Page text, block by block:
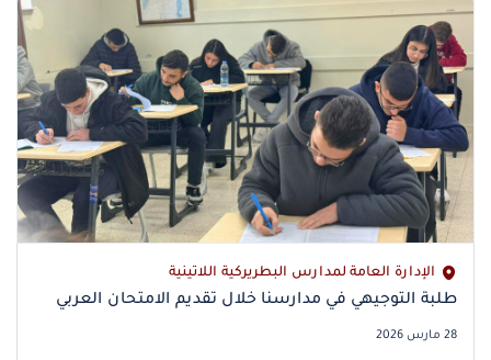
الإدارة العامة لمدارس البطريركية اللاتينية
طلبة التوجيهي في مدارسنا خلال تقديم الامتحان العربي
28 مارس 2026